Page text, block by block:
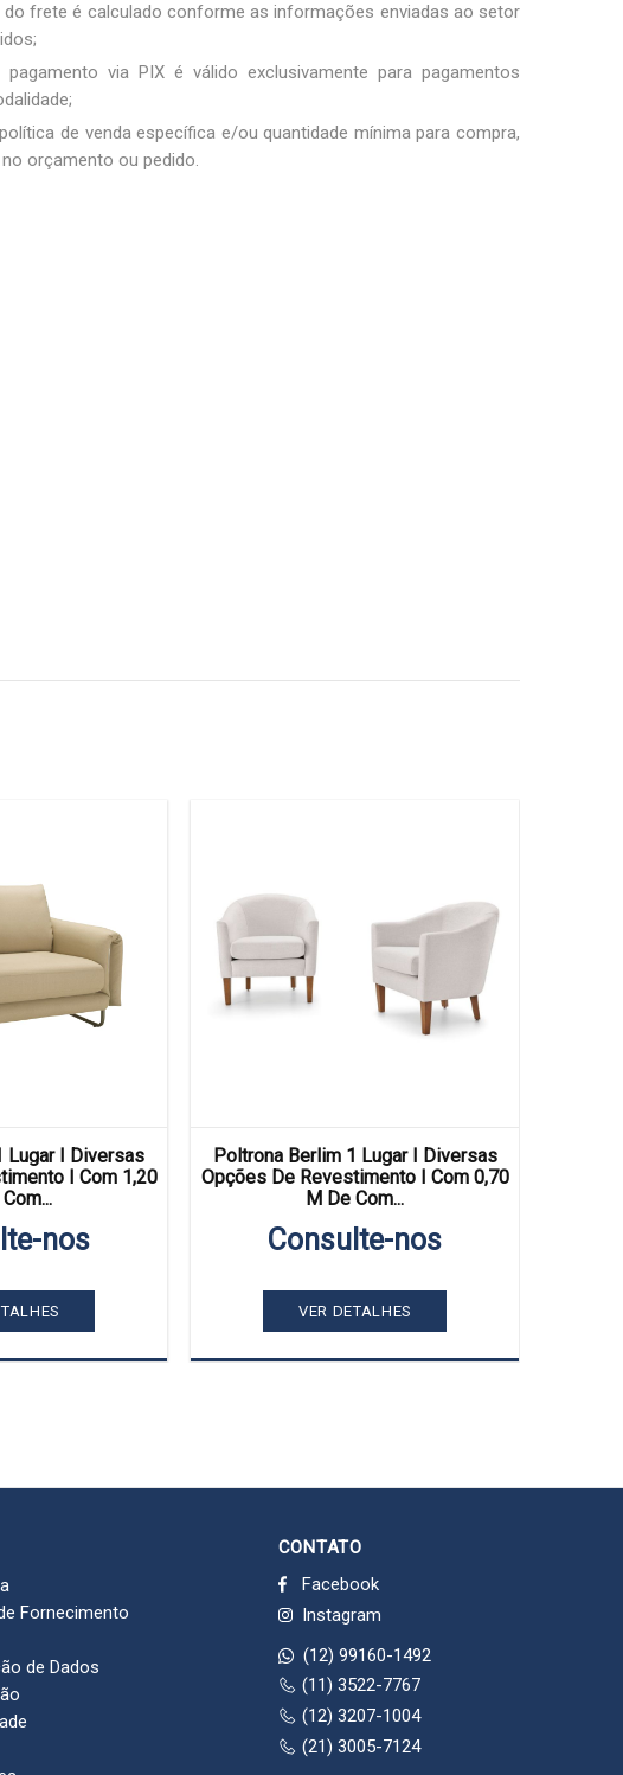
do frete é calculado conforme as informações enviadas ao setor
via PIX é válido exclusivamente para pagamentos
de venda específica e/ou quantidade mínima para compra,
orçamento ou pedido.
Lugar I Diversas
I Com 1,20
nos
Poltrona Berlim 1 Lugar I Diversas
Opções De Revestimento I Com 0,70
M De Com...
Consulte-nos
VER DETALHES
Fornecimento
de Dados
CONTATO
Facebook
Instagram
(12) 99160-1492
(11) 3522-7767
(12) 3207-1004
(21) 3005-7124